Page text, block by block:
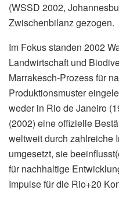
(WSSD 2002,
Zwischenbilanz gezogen.
Im Fokus standen 2002
Landwirtschaft und
Marrakesch-Prozess für
Produktionsmuster
weder in Rio de Janeiro
(2002) eine offizielle
weltweit durch zahlreiche
umgesetzt, sie
für nachhaltige
Impulse für die Rio+20